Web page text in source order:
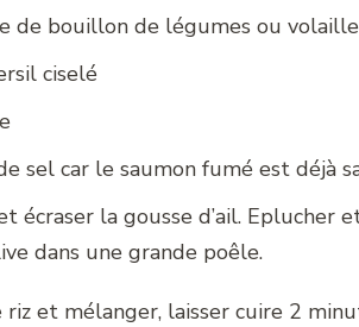
de bouillon de légumes ou volaille
ciselé
sel car le saumon fumé est déjà
écraser la gousse d’ail. Eplucher
dans une grande poêle.
et mélanger, laisser cuire 2